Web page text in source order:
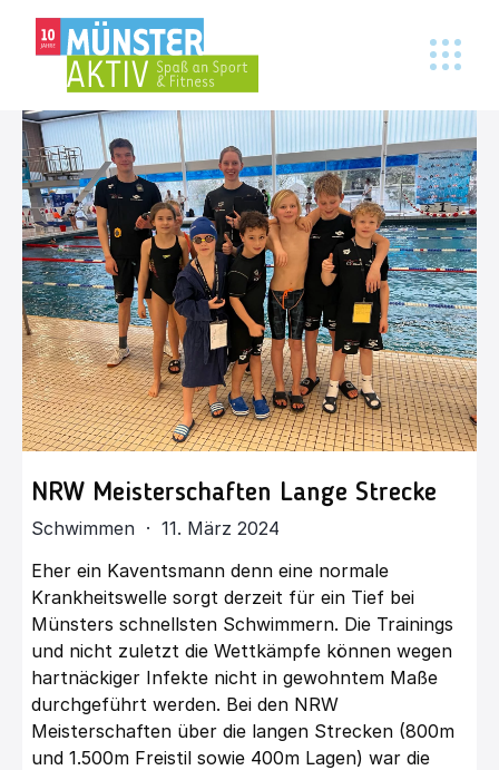
NRW Meisterschaften Lange Strecke
Schwimmen · 11. März 2024
Eher ein Kaventsmann denn eine normale
Krankheitswelle sorgt derzeit für ein Tief bei
Münsters schnellsten Schwimmern. Die Trainings
und nicht zuletzt die Wettkämpfe können wegen
hartnäckiger Infekte nicht in gewohntem Maße
durchgeführt werden. Bei den NRW
Meisterschaften über die langen Strecken (800m
und 1.500m Freistil sowie 400m Lagen) war die